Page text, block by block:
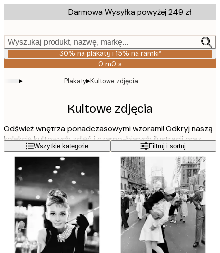
to
content.
Darmowa Wysyłka powyżej 249 zł
Wyszukaj produkt, nazwę, markę...
30% na plakaty i 15% na ramki*
0 m0 s
Ważny
2026-
▸ Plakaty▸Kultowe zdjęcia
Kultowe zdjęcia
Odśwież wnętrza ponadczasowymi wzorami! Odkryj naszą
kolekcję kultowych zdjęć i czarno-białych ilustracji oraz
udekoruj ściany plakatami ze słynnymi ikonami mody,
legendami i nie tylko.
Nasza kategoria to starannie wyselekcjonowana
retrospektywna kolekcja kultowych zdjęć i ukochanych
gwiazd, zaprojektowana tak, aby przenieść Twój dom do
innej ery, zachowując przy tym elegancką atmosferę.
Czytaj więcej
Wszytkie kategorie Filtruj i sortuj